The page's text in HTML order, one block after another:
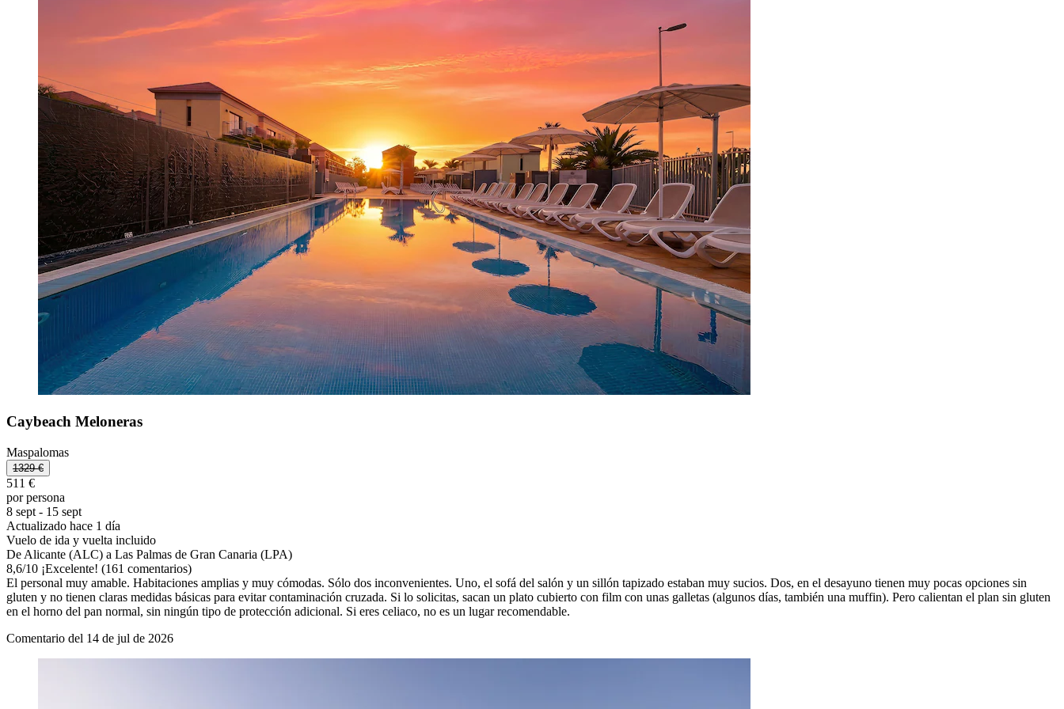
Caybeach Meloneras
Maspalomas
1329 €
511 €
por persona
8 sept - 15 sept
Actualizado hace 1 día
Vuelo de ida y vuelta incluido
De Alicante (ALC) a Las Palmas de Gran Canaria (LPA)
8,6/10 ¡Excelente! (161 comentarios)
El personal muy amable. Habitaciones amplias y muy cómodas. Sólo dos inconvenientes. Uno, el sofá del salón y un sillón tapizado estaban muy sucios. Dos, en el desayuno tienen muy pocas opciones sin
gluten y no tienen claras medidas básicas para evitar contaminación cruzada. Si lo solicitas, sacan un plato cubierto con film con unas galletas (algunos días, también una muffin). Pero calientan el plan sin gluten
en el horno del pan normal, sin ningún tipo de protección adicional. Si eres celiaco, no es un lugar recomendable.
Comentario del 14 de jul de 2026